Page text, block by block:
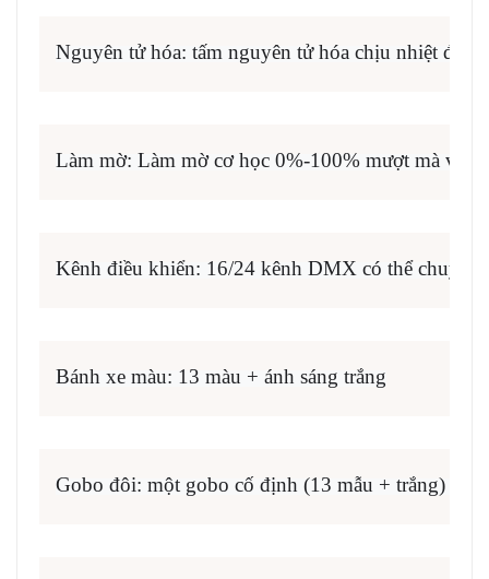
Nguyên tử hóa: tấm nguyên tử hóa chịu nhiệt độ
Làm mờ: Làm mờ cơ học 0%-100% mượt mà và
Kênh điều khiển: 16/24 kênh DMX có thể chuyển
Bánh xe màu: 13 màu + ánh sáng trắng
Gobo đôi: một gobo cố định (13 mẫu + trắng) +